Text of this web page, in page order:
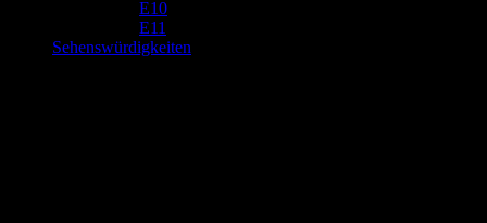
E10
E11
Sehenswürdigkeiten